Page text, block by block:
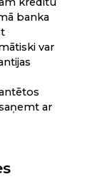
banka
var
ar